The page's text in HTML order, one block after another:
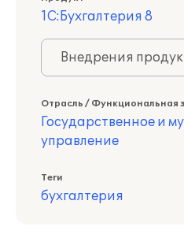
1С:Бухгалтерия 8
Внедрения
Отрасль / Функциональная
Государственное и
управление
Теги
бухгалтерия